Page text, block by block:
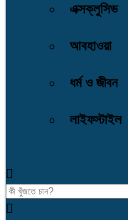
এক্সক্লুসিভ
আবহাওয়া
ধর্ম ও জীবন
লাইফস্টাইল